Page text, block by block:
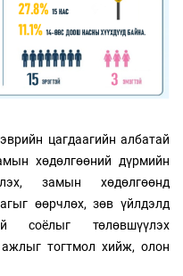
цагдаагийн албатай
хөдөлгөөний дүрмийн
замын хөдөлгөөнд
өөрчлөх, зөв үйлдэлд
соёлыг төлөвшүүлэх
ажлыг тогтмол хийж, олон